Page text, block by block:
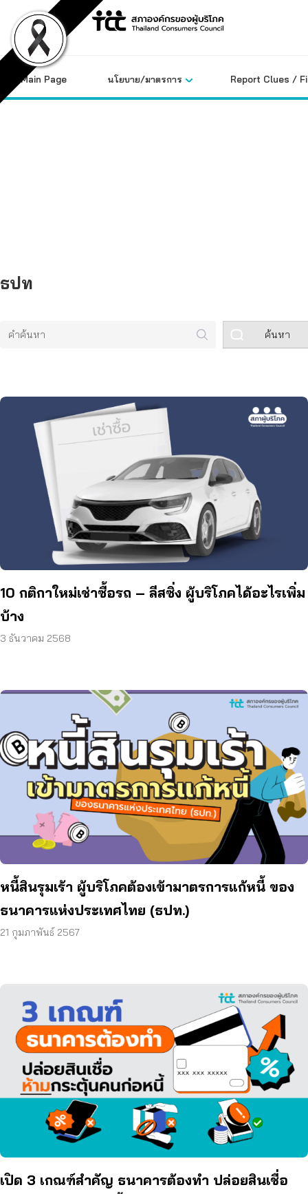
content
Main Page นโยบาย/มาตรการ Report Clues /
ธปท
ค้นหา
10 กติกาใหม่เช่าซื้อรถ – ลีสซิ่ง ผู้บริโภคได้อะไรเพิ่ม
บ้าง
3 ธันวาคม 2568
หนี้สินรุมเร้า ผู้บริโภคต้องเข้ามาตรการแก้หนี้ ของ
ธนาคารแห่งประเทศไทย (ธปท.)
21 กุมภาพันธ์ 2567
เปิด 3 เกณฑ์สำคัญ ธนาคารต้องทำ ปล่อยสินเชื่อ